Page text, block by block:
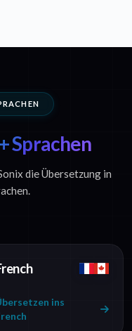
Sprachen
die Übersetzung in
ins